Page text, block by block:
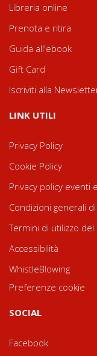
Libreria online
Prenota e ritira
Guida all'ebook
Gift Card
Iscriviti alla
LINK UTILI
Privacy Policy
Cookie Policy
Privacy policy eventi
Condizioni generali
Termini di utilizzo del
Accessibilità
WhistleBlowing
Preferenze cookie
SOCIAL
Facebook